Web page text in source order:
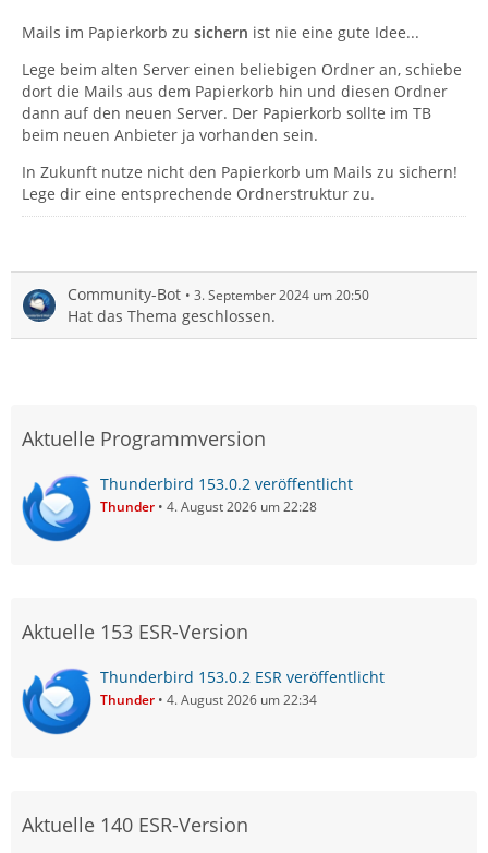
Mails im Papierkorb zu sichern ist nie eine gute Idee...
Lege beim alten Server einen beliebigen Ordner an, schiebe
dort die Mails aus dem Papierkorb hin und diesen Ordner
dann auf den neuen Server. Der Papierkorb sollte im TB
beim neuen Anbieter ja vorhanden sein.
In Zukunft nutze nicht den Papierkorb um Mails zu sichern!
Lege dir eine entsprechende Ordnerstruktur zu.
Community-Bot 3. September 2024 um 20:50
Hat das Thema geschlossen.
Aktuelle Programmversion
Thunderbird 153.0.2 veröffentlicht
Thunder 4. August 2026 um 22:28
Aktuelle 153 ESR-Version
Thunderbird 153.0.2 ESR veröffentlicht
Thunder 4. August 2026 um 22:34
Aktuelle 140 ESR-Version